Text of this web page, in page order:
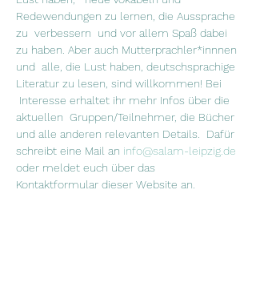
Redewendungen zu lernen, die Aussprache
zu  verbessern  und vor allem Spaß dabei
zu haben. Aber auch Mutterprachler*innnen
und  alle, die Lust haben, deutschsprachige
Literatur zu lesen, sind willkommen! Bei
Interesse erhaltet ihr mehr Infos über die
aktuellen  Gruppen/Teilnehmer, die Bücher
und alle anderen relevanten Details.  Dafür
schreibt eine Mail an info@salam-leipzig.de
oder meldet euch über das
Kontaktformular dieser Website an.